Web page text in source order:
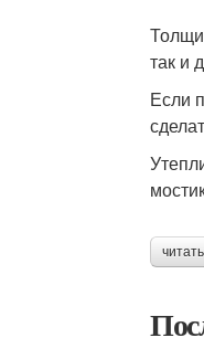
так и
Если